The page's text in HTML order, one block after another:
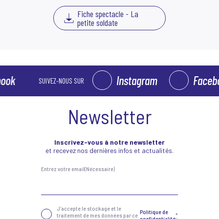
Fiche spectacle - La
petite soldate
SUIVEZ-NOUS SUR Instagram Facebook
Newsletter
Inscrivez-vous à notre newsletter
et recevez nos dernières infos et actualités.
Entrez votre email(Nécessaire)
Confidentialité(Nécessaire)
J‘accepte le stockage et le
traitement de mes données par ce Politique de
*